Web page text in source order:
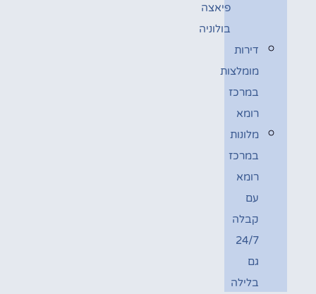
פיאצה
בולוניה
דירות
מומלצות
במרכז
רומא
מלונות
במרכז
רומא
עם
קבלה
24/7
גם
בלילה